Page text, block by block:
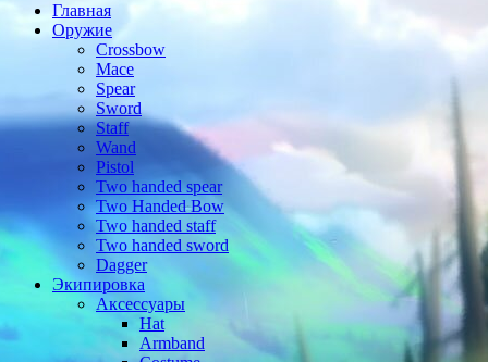
Главная
Оружие
Crossbow
Mace
Spear
Sword
Staff
Wand
Pistol
Two handed spear
Two Handed Bow
Two handed staff
Two handed sword
Dagger
Экипировка
Аксессуары
Hat
Armband